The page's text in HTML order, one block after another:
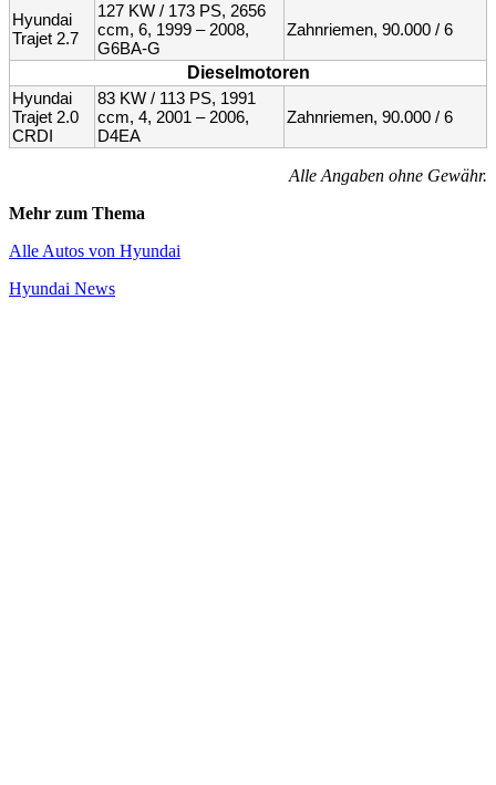
Hyundai
Trajet 2.7
127 KW / 173 PS, 2656
ccm, 6, 1999 – 2008,
G6BA-G
Zahnriemen, 90.000 / 6
Dieselmotoren
Hyundai
Trajet 2.0
CRDI
83 KW / 113 PS, 1991
ccm, 4, 2001 – 2006,
D4EA
Zahnriemen, 90.000 / 6
Alle Angaben ohne Gewähr.
Mehr zum Thema
Alle Autos von Hyundai
Hyundai News